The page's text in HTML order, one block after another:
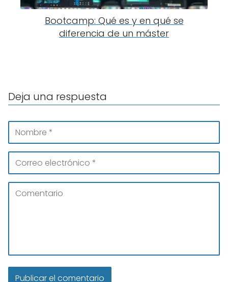
Bootcamp: Qué es y en qué se
diferencia de un máster
Deja una respuesta